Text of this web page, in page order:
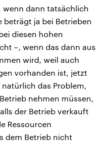
dann tatsächlich
beträgt ja bei Betrieben
diesen hohen
–, wenn das dann aus
wird, weil auch
vorhanden ist, jetzt
das Problem,
nehmen müssen,
der Betrieb verkauft
Ressourcen
dem Betrieb nicht